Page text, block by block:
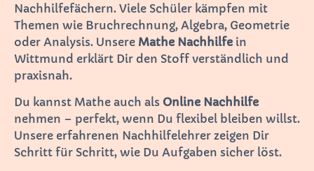
Nachhilfefächern. Viele Schüler kämpfen mit
Themen wie Bruchrechnung, Algebra, Geometrie
oder Analysis. Unsere Mathe Nachhilfe in
Wittmund erklärt Dir den Stoff verständlich und
praxisnah.
Du kannst Mathe auch als Online Nachhilfe
nehmen – perfekt, wenn Du flexibel bleiben willst.
Unsere erfahrenen Nachhilfelehrer zeigen Dir
Schritt für Schritt, wie Du Aufgaben sicher löst.